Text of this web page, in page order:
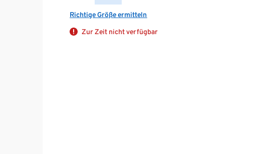
Richtige Größe ermitteln
Zur Zeit nicht verfügbar